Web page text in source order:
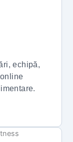
echipă,